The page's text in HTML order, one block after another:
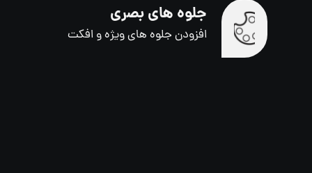
جلوه های بصری
افزودن جلوه های ویژه و افکت